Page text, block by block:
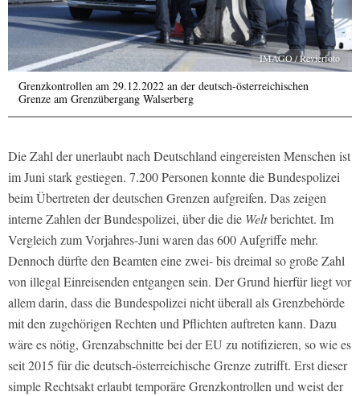
IMAGO / Revierfoto
Grenzkontrollen am 29.12.2022 an der deutsch-österreichischen
Grenze am Grenzübergang Walserberg
Die Zahl der unerlaubt nach Deutschland eingereisten Menschen ist
im Juni stark gestiegen. 7.200 Personen konnte die Bundespolizei
beim Übertreten der deutschen Grenzen aufgreifen. Das zeigen
interne Zahlen der Bundespolizei, über die die Weltberichtet. Im
Vergleich zum Vorjahres-Juni waren das 600 Aufgriffe mehr.
Dennoch dürfte den Beamten eine zwei- bis dreimal so große Zahl
von illegal Einreisenden entgangen sein. Der Grund hierfür liegt vor
allem darin, dass die Bundespolizei nicht überall als Grenzbehörde
mit den zugehörigen Rechten und Pflichten auftreten kann. Dazu
wäre es nötig, Grenzabschnitte bei der EU zu notifizieren, so wie es
seit 2015 für die deutsch-österreichische Grenze zutrifft. Erst dieser
simple Rechtsakt erlaubt temporäre Grenzkontrollen und weist der